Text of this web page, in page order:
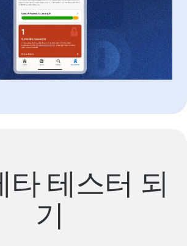
타 테스터 되
기